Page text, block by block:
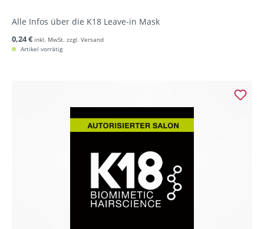
Alle Infos über die K18 Leave-in Mask
0,24 € inkl. MwSt. zzgl. Versand
Artikel vorrätig